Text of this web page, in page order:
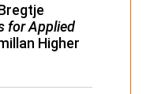
for Applied
Higher